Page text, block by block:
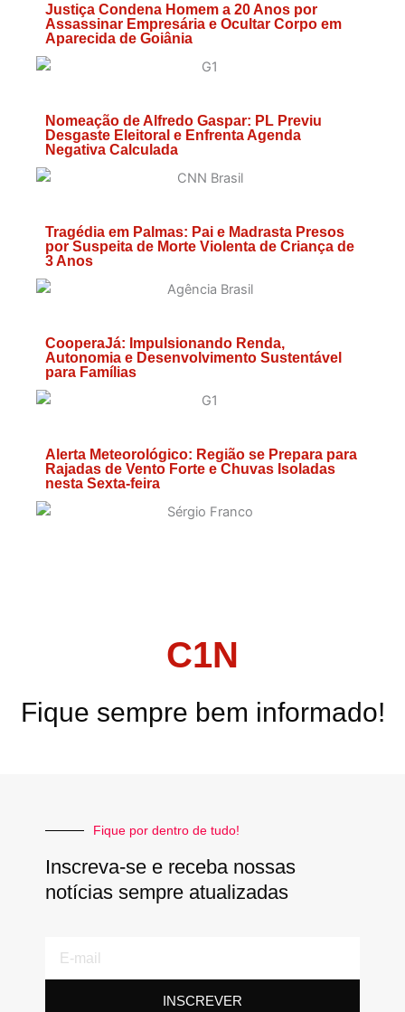
Justiça Condena Homem a 20 Anos por
Assassinar Empresária e Ocultar Corpo em
Aparecida de Goiânia
Nomeação de Alfredo Gaspar: PL Previu
Desgaste Eleitoral e Enfrenta Agenda
Negativa Calculada
Tragédia em Palmas: Pai e Madrasta Presos
por Suspeita de Morte Violenta de Criança de
3 Anos
CooperaJá: Impulsionando Renda,
Autonomia e Desenvolvimento Sustentável
para Famílias
Alerta Meteorológico: Região se Prepara para
Rajadas de Vento Forte e Chuvas Isoladas
nesta Sexta-feira
C1N
Fique sempre bem informado!
Fique por dentro de tudo!
Inscreva-se e receba nossas
notícias sempre atualizadas
INSCREVER